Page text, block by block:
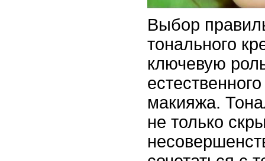
Выбор
тонального
ключевую
макияжа.
не только